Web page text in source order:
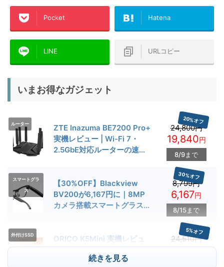
Pocket Hatena
LINE URLコピー
いまお得なガジェット
ルーター
ZTE Inazuma BE7200 Pro+
実機レビュー | Wi-Fi 7・
2.5GbE対応ルーターの速度
24,800円
20%オフ
19,840円
8/9まで
スマートグラ
ス
【30%OFF】Blackview
BV200が6,167円に｜8MP
カメラ搭載スマートグラス用
8,799円
30%オフ
6,167円
8/15まで
外付けSSD
ORICO K5Mini 実機レビュ
ー | スマホの容量不足対策に
便利な小型外付けSSD
24,510円
5%オフ
23,284
続きを見る